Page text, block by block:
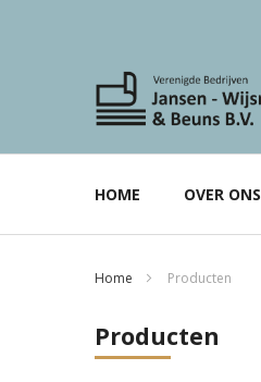
HOME OVER ONS
Home Producten
Producten